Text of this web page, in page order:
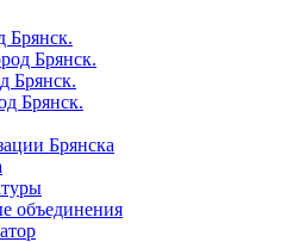
Брянск.
Брянск.
Брянск.
Брянск.
Брянска
объединения